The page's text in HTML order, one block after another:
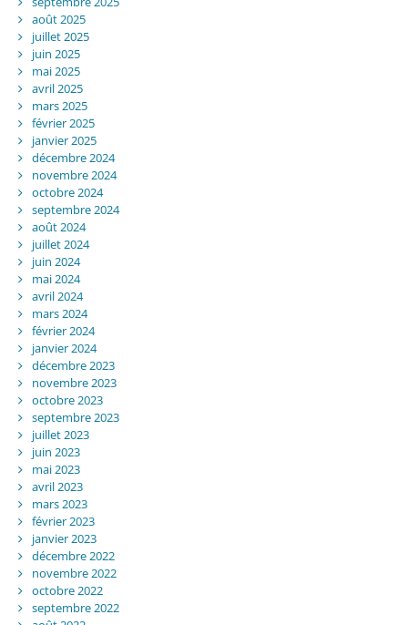
août 2025
juillet 2025
juin 2025
mai 2025
avril 2025
mars 2025
février 2025
janvier 2025
décembre 2024
novembre 2024
octobre 2024
septembre 2024
août 2024
juillet 2024
juin 2024
mai 2024
avril 2024
mars 2024
février 2024
janvier 2024
décembre 2023
novembre 2023
octobre 2023
septembre 2023
juillet 2023
juin 2023
mai 2023
avril 2023
mars 2023
février 2023
janvier 2023
décembre 2022
novembre 2022
octobre 2022
septembre 2022